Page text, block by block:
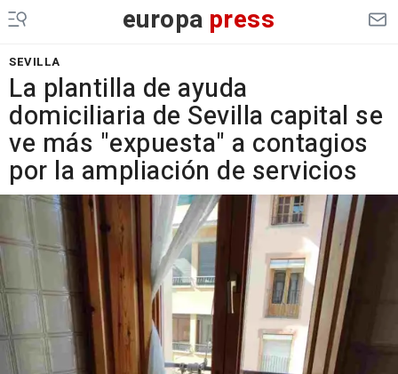
europa press
SEVILLA
La plantilla de ayuda
domiciliaria de Sevilla capital se
ve más "expuesta" a contagios
por la ampliación de servicios